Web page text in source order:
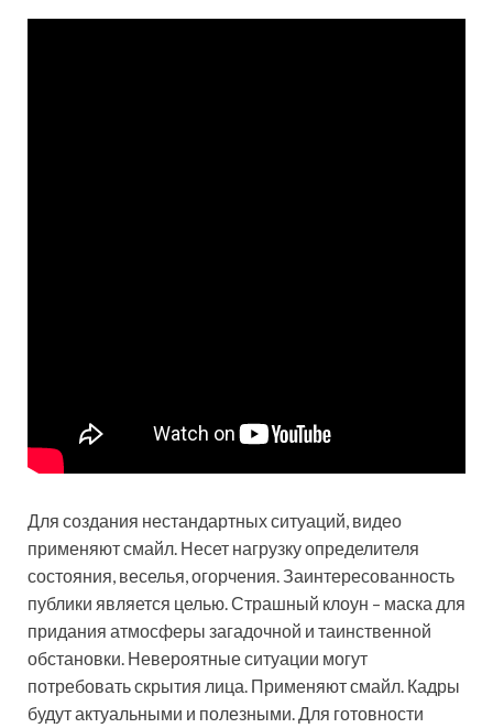
Для создания нестандартных ситуаций, видео
применяют смайл. Несет нагрузку определителя
состояния, веселья, огорчения. Заинтересованность
публики является целью. Страшный клоун – маска для
придания атмосферы загадочной и таинственной
обстановки. Невероятные ситуации могут
потребовать скрытия лица. Применяют смайл. Кадры
будут актуальными и полезными. Для готовности